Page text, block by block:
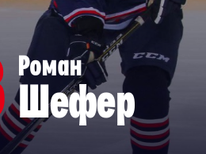
Юниор
АКМ-
Красноярские
Ладья
Локо-76
МХК Молот
Реактор
Роман
Шефер